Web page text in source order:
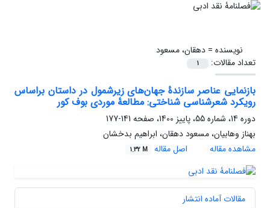
نویسنده =دهقان، مسعود
تعداد مقالات:
1
بازنمایی عناصر سازندۀ جهان‌های زیرشمول در داستان براساس
رویکرد شعرشناسی شناختی: مطالعۀ موردی بوف‌ کور
دوره 14، شماره 55، پاییز 1400، صفحه
141-177
بهناز وهابیان، مسعود دهقان، ابراهیم بدخشان
مشاهده مقاله
اصل مقاله 1.32 M
مقالات آماده انتشار